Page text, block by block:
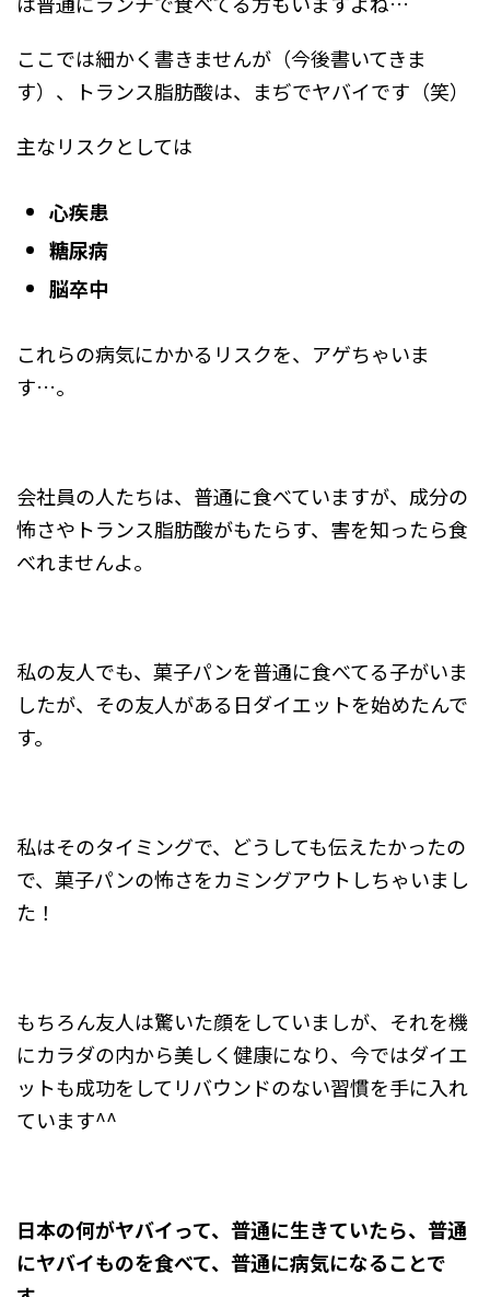
ここでは細かく書きませんが（今後書いてきま
す）、トランス脂肪酸は、まぢでヤバイです（笑）
主なリスクとしては
心疾患
糖尿病
脳卒中
これらの病気にかかるリスクを、アゲちゃいま
す…。
会社員の人たちは、普通に食べていますが、成分の
怖さやトランス脂肪酸がもたらす、害を知ったら食
べれませんよ。
私の友人でも、菓子パンを普通に食べてる子がいま
したが、その友人がある日ダイエットを始めたんで
す。
私はそのタイミングで、どうしても伝えたかったの
で、菓子パンの怖さをカミングアウトしちゃいまし
た！
もちろん友人は驚いた顔をしていましが、それを機
にカラダの内から美しく健康になり、今ではダイエ
ットも成功をしてリバウンドのない習慣を手に入れ
ています^^
日本の何がヤバイって、普通に生きていたら、普通
にヤバイものを食べて、普通に病気になることで